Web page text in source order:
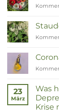
23
März
Was
Krise